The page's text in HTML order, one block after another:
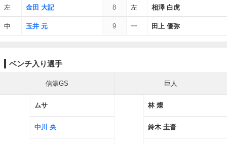
左 金田 大記 8 左 相澤 白虎
中 玉井 元 9 一 田上 優弥
ベンチ入り選手
信濃GS 巨人
ムサ 林 燦
中川 央 鈴木 圭晋